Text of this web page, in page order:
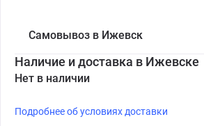
Самовывоз в Ижевск
Наличие и доставка в Ижевске
Нет в наличии
Подробнее об условиях доставки